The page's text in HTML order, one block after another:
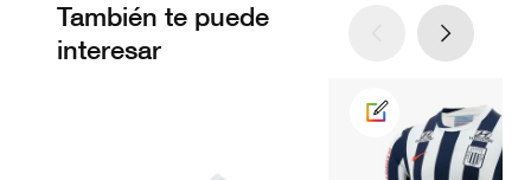
También te puede
interesar